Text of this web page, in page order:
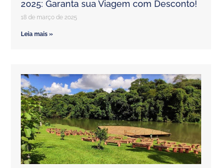
2025: Garanta sua Viagem com Desconto!
18 de março de 2025
Leia mais »